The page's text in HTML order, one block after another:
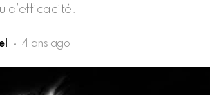
d’efficacité.
4 ans ago